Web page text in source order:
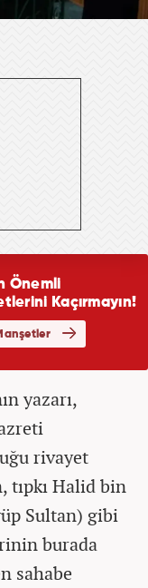
yazarı,
rivayet
tıpkı Halid bin
Sultan) gibi
burada
sahabe